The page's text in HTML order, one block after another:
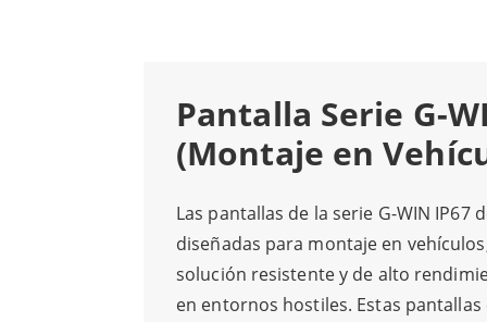
Las impresionantes características y el
diversas aplicaciones industriales,
rendimiento sólido, durabilidad
Además de sus opciones de
entornos industriales hostiles. La
internos de daños causados ​​por el
riesgo de fallas mecánicas e ideal para
Pantalla Serie G-
(Montaje en
Las pantallas de la serie G-WIN IP67
diseñadas para montaje en
solución resistente y de alto
en entornos hostiles. Estas pantallas